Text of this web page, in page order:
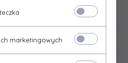
marketingowych